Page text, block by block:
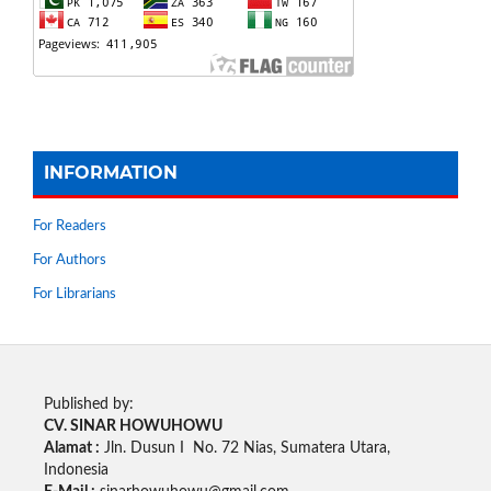
INFORMATION
For Readers
For Authors
For Librarians
Published by:
CV. SINAR HOWUHOWU
Alamat : Jln. Dusun I No. 72 Nias, Sumatera Utara,
Indonesia